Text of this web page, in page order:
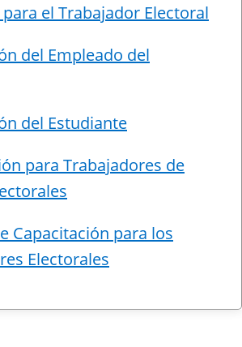
el Trabajador Electoral
del Empleado del
del Estudiante
para Trabajadores de
Capacitación para los
Electorales